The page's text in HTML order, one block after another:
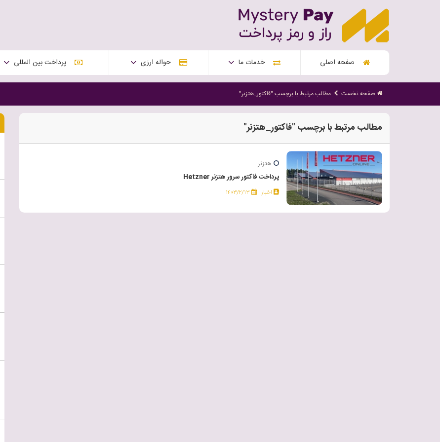
صفحه اصلی خدمات ما حواله ارزی پرداخت بین المللی
صفحه نخست مطالب مرتبط با برچسب "فاکتور_هتزنر"
مطالب مرتبط با برچسب "فاکتور_هتزنر"
هتزنر
پرداخت فاکتور سرور هتزنر Hetzner
اخبار ۱۴۰۳/۲/۱۳